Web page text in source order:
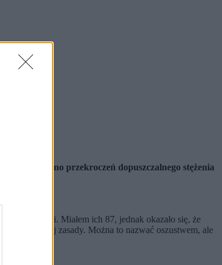
odnotowano przekroczeń dopuszczalnego stężenia
odpowiedzi. Miałem ich 87, jednak okazało się, że
starej zasady. Można to nazwać oszustwem, ale